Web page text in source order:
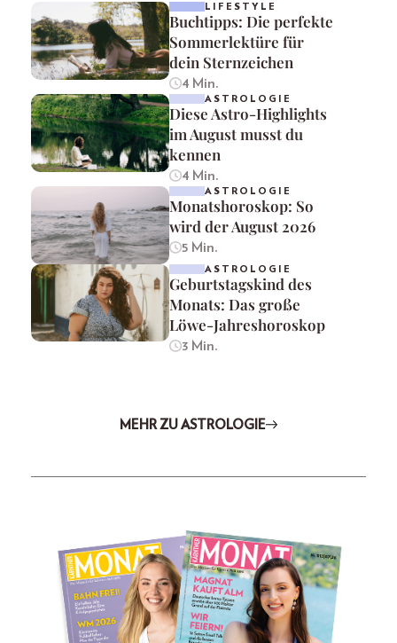
LIFESTYLE
Buchtipps: Die perfekte
Sommerlektüre für
dein Sternzeichen
4 Min.
ASTROLOGIE
Diese Astro-Highlights
im August musst du
kennen
4 Min.
ASTROLOGIE
Monatshoroskop: So
wird der August 2026
5 Min.
ASTROLOGIE
Geburtstagskind des
Monats: Das große
Löwe-Jahreshoroskop
3 Min.
MEHR ZU ASTROLOGIE